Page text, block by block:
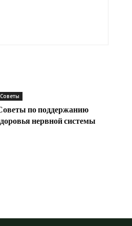
Советы
по поддержанию
нервной системы